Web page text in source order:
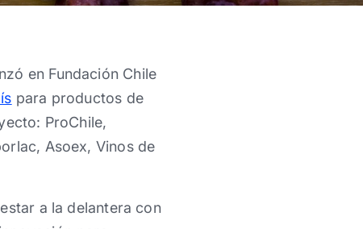
en Fundación Chile
para productos de
ProChile,
Asoex, Vinos de
a la delantera con